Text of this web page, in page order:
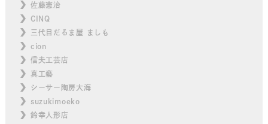
佐藤憲治
CINQ
三代目だるま屋 ましも
cion
信夫工芸店
真工藝
シーサー陶房大海
suzukimoeko
鈴幸人形店